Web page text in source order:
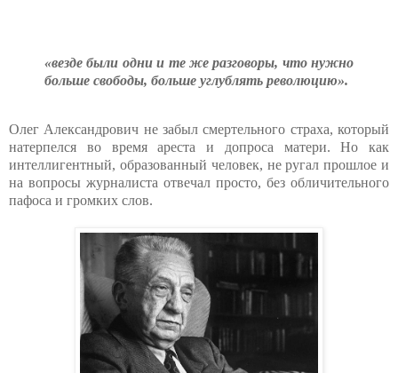
«везде были одни и те же разговоры, что нужно
больше свободы, больше углублять революцию».
Олег Александрович не забыл смертельного страха, который
натерпелся во время ареста и допроса матери. Но как
интеллигентный, образованный человек, не ругал прошлое и
на вопросы журналиста отвечал просто, без обличительного
пафоса и громких слов.